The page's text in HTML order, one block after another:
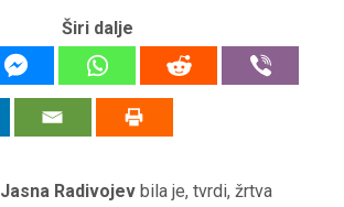
Širi dalje
Jasna Radivojev bila je, tvrdi, žrtva